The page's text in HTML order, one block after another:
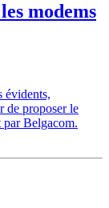
modems
évidents,
de proposer le
par Belgacom.